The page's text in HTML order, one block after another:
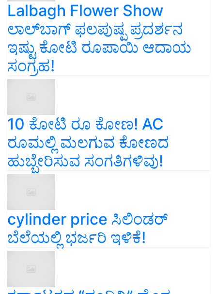
Lalbagh Flower Show
ಲಾಲ್‌ಬಾಗ್ ಫಲಪುಷ್ಪ ಪ್ರದರ್ಶನ
ಇಷ್ಟು ಕೋಟಿ ರೂಪಾಯಿ ಆದಾಯ
ಸಂಗ್ರಹ!
10 ಕೋಟಿ ರೂ ಕೋಣ! AC
ರೂಮಲ್ಲಿ ಮಲಗುವ ಕೋಣದ
ಹುಬ್ಬೇರಿಸುವ ಸಂಗತಿಗಳಿವು!
cylinder price ಸಿಲಿಂಡರ್‌
ಬೆಲೆಯಲ್ಲಿ ಭರ್ಜರಿ ಇಳಿಕೆ!